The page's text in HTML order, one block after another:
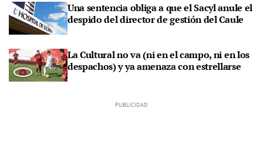
Una sentencia obliga a que el Sacyl anule el
despido del director de gestión del Caule
La Cultural no va (ni en el campo, ni en los
despachos) y ya amenaza con estrellarse